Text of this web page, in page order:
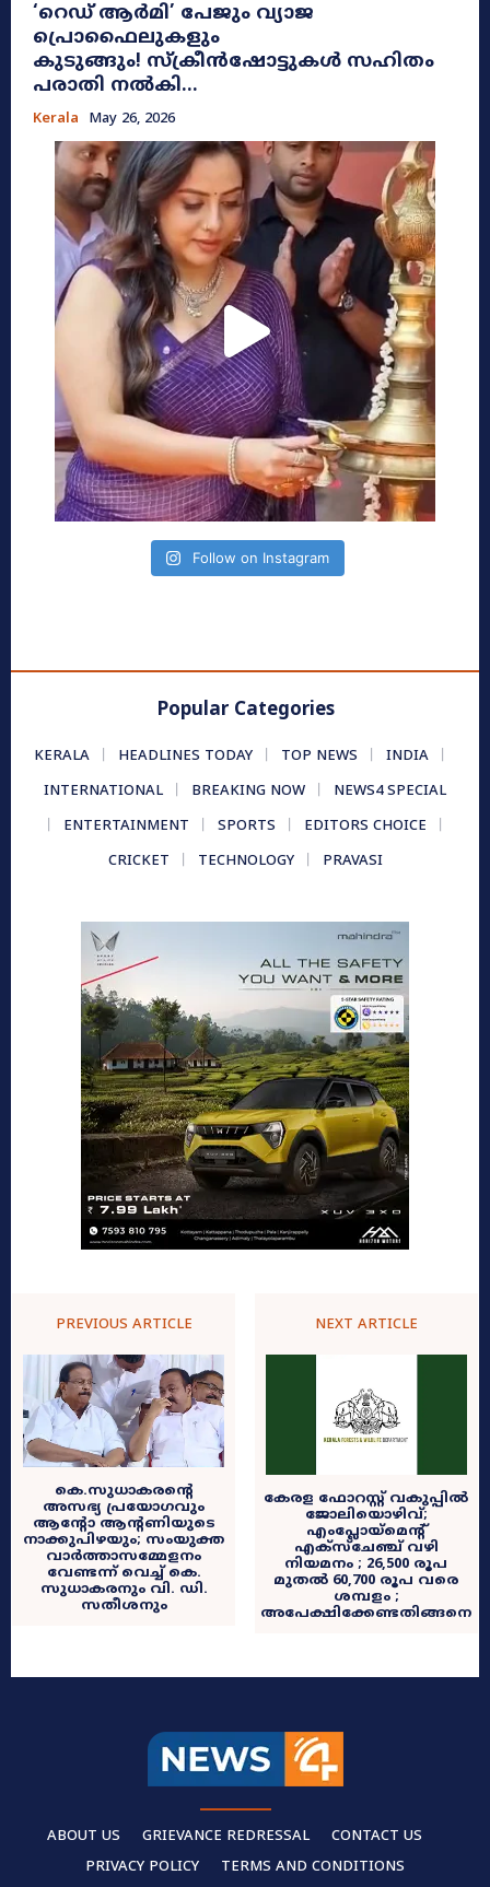
​‘റെഡ് ആർമി’ പേജും വ്യാജ
പ്രൊഫൈലുകളും
കുടുങ്ങും! സ്ക്രീൻഷോട്ടുകൾ സഹിതം
പരാതി നൽകി...
Kerala May 26, 2026
Follow on Instagram
Popular Categories
KERALA HEADLINES TODAY TOP NEWS
INDIA
INTERNATIONAL
BREAKING NOW
NEWS4 SPECIAL
ENTERTAINMENT
SPORTS
EDITORS CHOICE
CRICKET
TECHNOLOGY PRAVASI
PREVIOUS ARTICLE
കെ.സുധാകരന്റെ
അസഭ്യ പ്രയോഗവും
ആന്റോ ആന്റണിയുടെ
നാക്കുപിഴയും; സംയുക്ത
വാർത്താസമ്മേളനം
വേണ്ടന്ന് വെച്ച് കെ.
സുധാകരനും വി. ഡി.
സതീശനും
NEXT ARTICLE
കേരള ഫോറസ്റ്റ് വകുപ്പിൽ
ജോലിയൊഴിവ്;
എംപ്ലോയ്‌മെന്റ്
എക്‌സ്‌ചേഞ്ച് വഴി
നിയമനം ; 26,500 രൂപ
മുതൽ 60,700 രൂപ വരെ
ശമ്പളം ;
അപേക്ഷിക്കേണ്ടതിങ്ങനെ
ABOUT US GRIEVANCE REDRESSAL
CONTACT US
PRIVACY POLICY
TERMS AND CONDITIONS